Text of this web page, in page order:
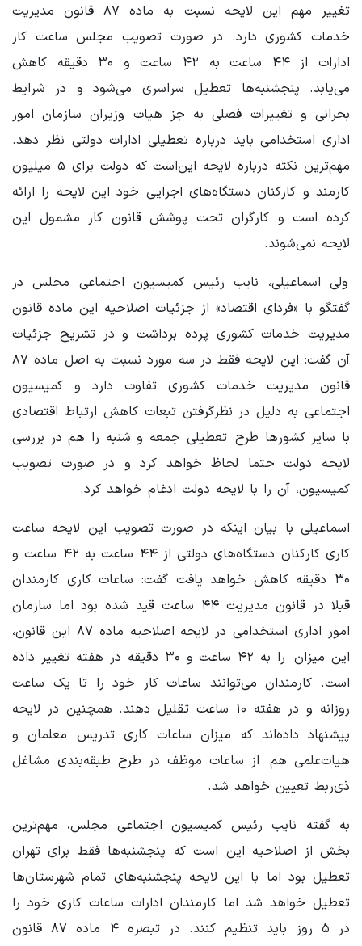
تغییر مهم این لایحه نسبت به ماده ۸۷ قانون مدیریت
خدمات کشوری دارد. در صورت تصویب مجلس ساعت کار
ادارات از ۴۴ ساعت به ۴۲ ساعت و ۳۰ دقیقه کاهش
می‌یابد. پنجشنبه‌ها تعطیل سراسری می‌شود و در شرایط
بحرانی و تغییرات فصلی به جز هیات وزیران سازمان امور
اداری استخدامی باید درباره تعطیلی ادارات دولتی نظر دهد.
مهم‌ترین نکته درباره لایحه این‌است که دولت برای ۵ میلیون
کارمند و کارکنان دستگاه‌های اجرایی خود این لایحه را ارائه
کرده‌ است و کارگران تحت پوشش قانون کار مشمول این
لایحه نمی‌شوند.
ولی اسماعیلی، نایب رئیس کمیسیون اجتماعی مجلس در
گفتگو با «فردای اقتصاد» از جزئیات اصلاحیه این ماده قانون
مدیریت خدمات کشوری پرده برداشت و در تشریح جزئیات
آن گفت: این لایحه فقط در سه مورد نسبت به اصل ماده ۸۷
قانون مدیریت خدمات کشوری تفاوت دارد و کمیسیون
اجتماعی به دلیل در نظرگرفتن تبعات کاهش ارتباط اقتصادی
با سایر کشورها طرح تعطیلی جمعه و شنبه را هم در بررسی
لایحه دولت حتما لحاظ خواهد کرد و در صورت تصویب
کمیسیون، آن را با لایحه دولت ادغام خواهد کرد.
اسماعیلی با بیان اینکه در صورت تصویب این لایحه ساعت
کاری کارکنان دستگاه‌های دولتی از ۴۴ ساعت به ۴۲ ساعت و
۳۰ دقیقه کاهش خواهد یافت گفت: ساعات کاری کارمندان
قبلا در قانون مدیریت ۴۴ ساعت قید شده بود اما سازمان
امور اداری استخدامی در لایحه اصلاحیه ماده ۸۷ این قانون،
این میزان را به ۴۲ ساعت و ۳۰ دقیقه در هفته تغییر داده
است. کارمندان می‌توانند ساعات کار خود را تا یک ساعت
روزانه و در هفته ۱۰ ساعت تقلیل دهند. همچنین در لایحه
پیشنهاد داده‌اند که میزان ساعات کاری تدریس معلمان و
هیات‌علمی هم از ساعات موظف در طرح طبقه‌بندی مشاغل
ذی‌ربط تعیین خواهد شد.
به گفته نایب رئیس کمیسیون‌ اجتماعی مجلس، مهم‌ترین
بخش از اصلاحیه این است که پنجشنبه‌ها فقط برای تهران
تعطیل بود اما با این لایحه پنجشنبه‌های تمام شهرستان‌ها
تعطیل خواهد شد اما کارمندان ادارات ساعات کاری خود را
در ۵ روز باید تنظیم کنند. در تبصره ۴ ماده ۸۷ قانون